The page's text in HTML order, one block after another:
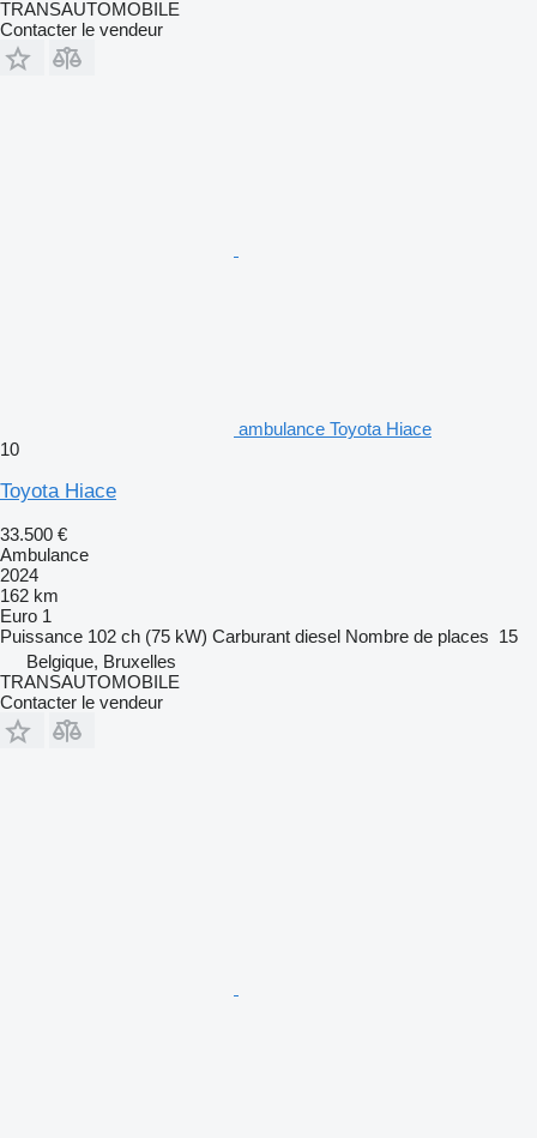
TRANSAUTOMOBILE
Contacter le vendeur
ambulance Toyota Hiace
10
Toyota Hiace
33.500 €
Ambulance
2024
162 km
Euro 1
Puissance 102 ch (75 kW) Carburant diesel Nombre de places 15
Belgique, Bruxelles
TRANSAUTOMOBILE
Contacter le vendeur